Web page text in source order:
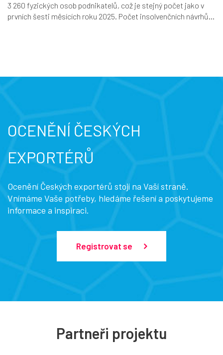
3 260 fyzických osob podnikatelů, což je stejný počet jako v
prvních šesti měsících roku 2025. Počet insolvenčních návrhů...
OCENĚNÍ ČESKÝCH
EXPORTÉRŮ
Ocenění Českých exportérů stojí na Vaší straně.
Vnímáme Vaše potřeby, hledáme řešení a poskytujeme
informace a inspiraci.
Registrovat se
Partneři projektu